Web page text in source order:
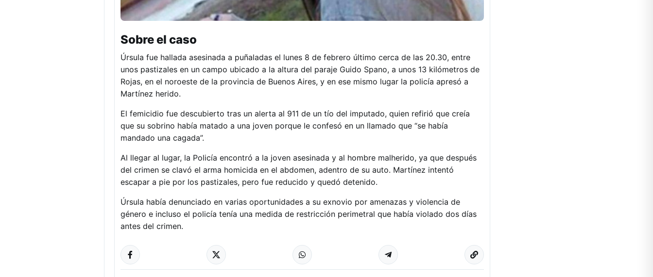
Sobre el caso
Úrsula fue hallada asesinada a puñaladas el lunes 8 de febrero último cerca de las 20.30, entre
unos pastizales en un campo ubicado a la altura del paraje Guido Spano, a unos 13 kilómetros de
Rojas, en el noroeste de la provincia de Buenos Aires, y en ese mismo lugar la policía apresó a
Martínez herido.
El femicidio fue descubierto tras un alerta al 911 de un tío del imputado, quien refirió que creía
que su sobrino había matado a una joven porque le confesó en un llamado que “se había
mandado una cagada”.
Al llegar al lugar, la Policía encontró a la joven asesinada y al hombre malherido, ya que después
del crimen se clavó el arma homicida en el abdomen, adentro de su auto. Martínez intentó
escapar a pie por los pastizales, pero fue reducido y quedó detenido.
Úrsula había denunciado en varias oportunidades a su exnovio por amenazas y violencia de
género e incluso el policía tenía una medida de restricción perimetral que había violado dos días
antes del crimen.